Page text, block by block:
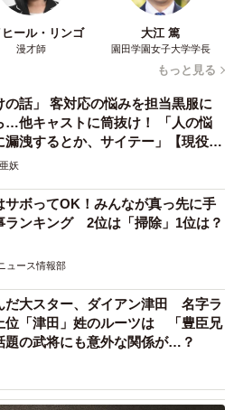
10～15人が通う。
2/2
ん（右）。お互い経験者なのでうそを
るという＝下京区
同士で語り合う「ミーティン
ール・リンゴ
漫才師
大江 篤
園田学園女子大学学長
もっと見る
の話」 客対応の悩みを担当黒服に
キャストに筒抜け！ 「人の悩
漏洩するとか、サイテー」【現役キ
】
妖
サボってOK！みんなが真っ先に手
ランキング 2位は「掃除」1位は？
ュース情報部
だ大スター、ダイアン津田 名字ラ
位「津田」姓のルーツは 「豊臣兄
題の武将にも意外な関係が…？